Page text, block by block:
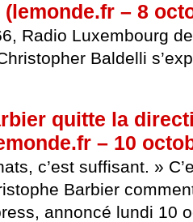
– 8
Radio Luxembourg
Baldelli
quitte la
– 10
c’est suffisant. »
Barbier
annoncé lundi 10